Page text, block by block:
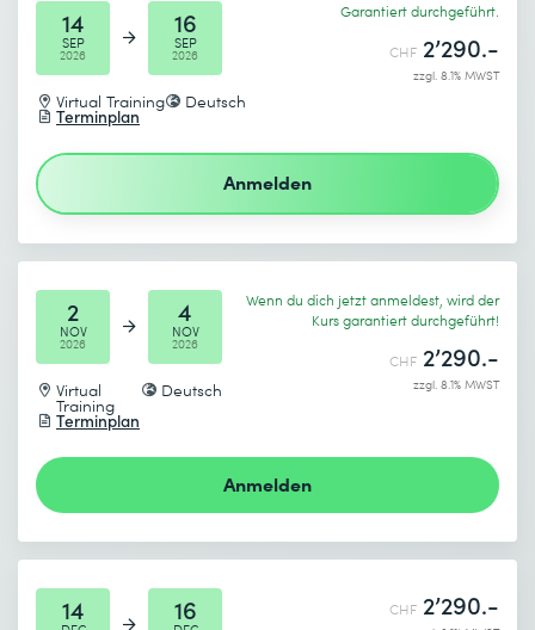
Absenden
* Pflichtfelder
Anzahl Teilnehmende * Gewünschter Kursort *
Gewünschtes Startdatum (DD.MM.YYYY) *
Gewünschtes Enddatum (DD.MM.YYYY) *
Datenschutzbestimmungen
genommen.
Absenden
14
SEP
2026
16
SEP
2026
Virtual Training Deutsch
Terminplan
Garantiert durchgeführt.
CHF 2’290.-
zzgl. 8.1% MWST
Anmelden
2
NOV
2026
4
NOV
2026
Virtual
Training
Deutsch
Terminplan
Wenn du dich jetzt anmeldest, wird der
Kurs garantiert durchgeführt!
CHF 2’290.-
zzgl. 8.1% MWST
Anmelden
14 16 CHF 2’290.-